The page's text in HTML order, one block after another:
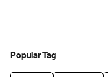
Popular Tag